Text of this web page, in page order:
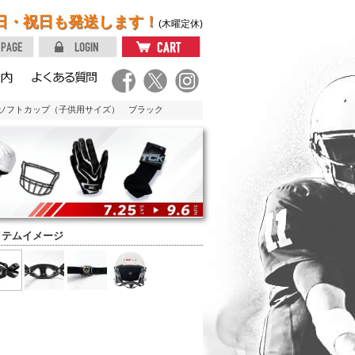
・祝日も発送します！ (木曜定休)
トカップ（子供用サイズ） ブラック
ムイメージ